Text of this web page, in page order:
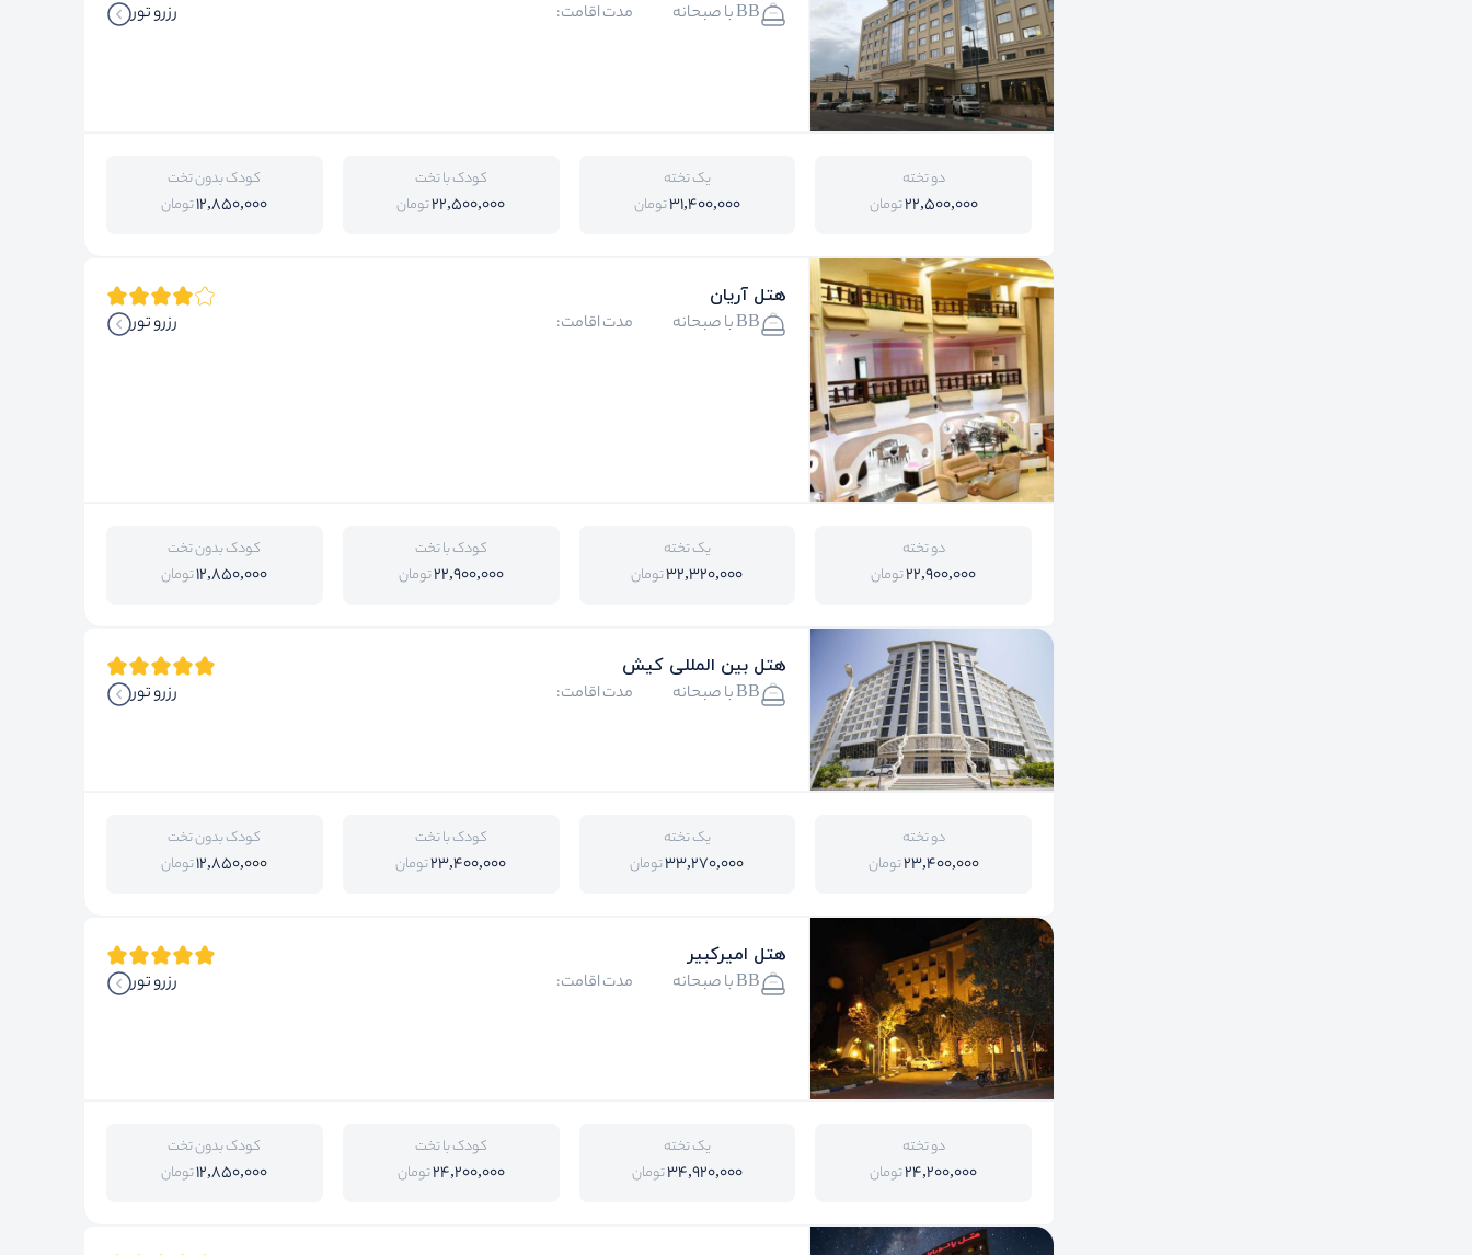
BB با صبحانه مدت اقامت: رزرو تور
دو تخته
22,500,000تومان
یک تخته
31,400,000تومان
کودک با تخت
22,500,000تومان
کودک بدون تخت
12,850,000تومان
هتل آریان
BB با صبحانه مدت اقامت: رزرو تور
دو تخته
22,900,000تومان
یک تخته
32,320,000تومان
کودک با تخت
22,900,000تومان
کودک بدون تخت
12,850,000تومان
هتل بین المللی کیش
BB با صبحانه مدت اقامت: رزرو تور
دو تخته
23,400,000تومان
یک تخته
33,270,000تومان
کودک با تخت
23,400,000تومان
کودک بدون تخت
12,850,000تومان
هتل امیرکبیر
BB با صبحانه مدت اقامت: رزرو تور
دو تخته
24,200,000تومان
یک تخته
34,920,000تومان
کودک با تخت
24,200,000تومان
کودک بدون تخت
12,850,000تومان